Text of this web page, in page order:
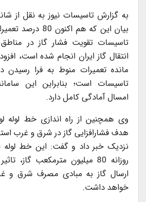
به گزارش تاسیسات نیوز به نقل از
بیان این که هم
تاسیسات تقویت فشار گاز در
مانده تعمیرات منوط به فرا رسیدن
تاسیسات است؛ بنابراین این
امسال آمادگی کامل دارد.
وی همچنین از راه اندازی خط لوله
هدف فشارافزایی گاز در شرق و غرب
نزدیک خبر داد و گفت: این خط لوله
روزانه 80 میلیون مترمکعب گاز،
ارسال گاز به مبادی مصرف شرق و
خواهد داشت.